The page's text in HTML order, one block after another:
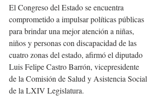
El Congreso del Estado se encuentra
comprometido a impulsar políticas públicas
para brindar una mejor atención a niñas,
niños y personas con discapacidad de las
cuatro zonas del estado, afirmó el diputado
Luis Felipe Castro Barrón, vicepresidente
de la Comisión de Salud y Asistencia Social
de la LXIV Legislatura.